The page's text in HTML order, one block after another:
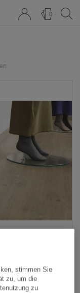
0
stimmen Sie
zu, um die
zu